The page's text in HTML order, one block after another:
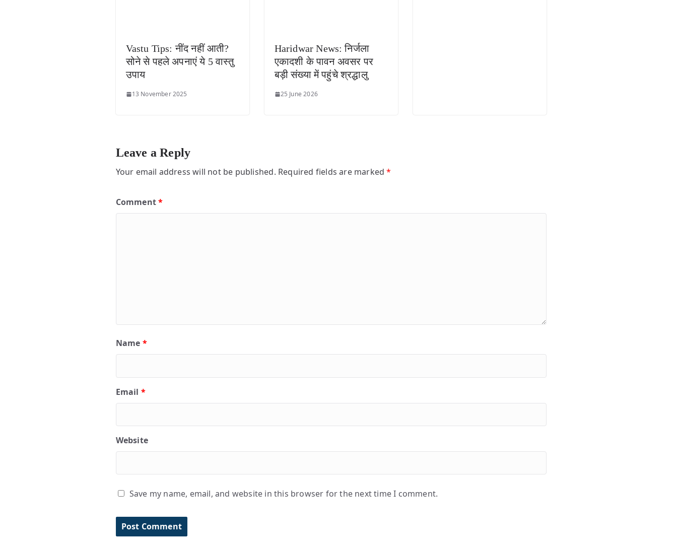
Vastu Tips: नींद नहीं आती?
सोने से पहले अपनाएं ये 5 वास्तु
उपाय
13 November 2025
Haridwar News: निर्जला
एकादशी के पावन अवसर पर
बड़ी संख्या में पहुंचे श्रद्धालु
25 June 2026
Leave a Reply
Your email address will not be published. Required fields are marked*
Comment*
Name *
Email *
Website
Save my name, email, and website in this browser for the next time I comment.